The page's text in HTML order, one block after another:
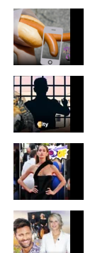
evitando di
sentimentali
concentrata
Una
vita
Il successo
giorniha
degli attori
rendendo
costante